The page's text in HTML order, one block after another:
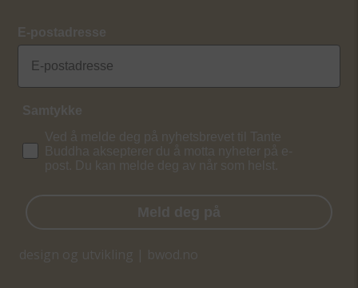
E-postadresse
Samtykke
Ved å melde deg på nyhetsbrevet til Tante
Buddha aksepterer du å motta nyheter på e-
post. Du kan melde deg av når som helst.
Meld deg på
design og utvikling | bwod.no